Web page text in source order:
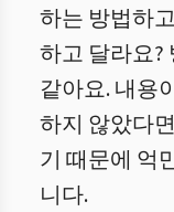
하는 방법하
하고 달라요?
같아요. 내용
하지 않았다
기 때문에 억
니다.